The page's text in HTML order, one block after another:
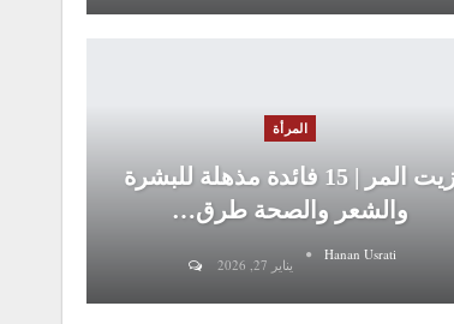
المرأة
زيت المر | 15 فائدة مذهلة للبشرة
والشعر والصحة طرق…
Hanan Usrati
يناير 27, 2026